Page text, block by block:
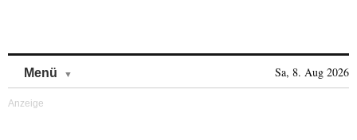
Menü Sa, 8. Aug 2026